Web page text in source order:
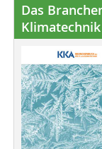
Das